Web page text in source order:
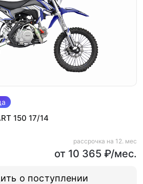
150 17/14
рассрочка на 12. мес
от 10 365 ₽/мес.
о поступлении